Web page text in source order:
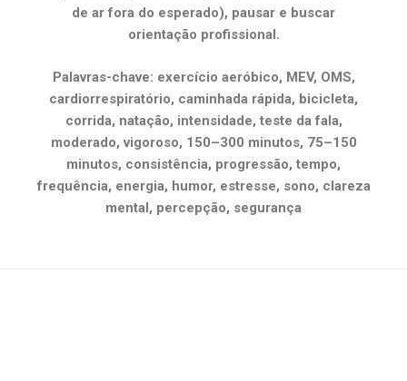
de ar fora do esperado), pausar e buscar
orientação profissional.
Palavras-chave: exercício aeróbico, MEV, OMS,
cardiorrespiratório, caminhada rápida, bicicleta,
corrida, natação, intensidade, teste da fala,
moderado, vigoroso, 150–300 minutos, 75–150
minutos, consistência, progressão, tempo,
frequência, energia, humor, estresse, sono, clareza
mental, percepção, segurança